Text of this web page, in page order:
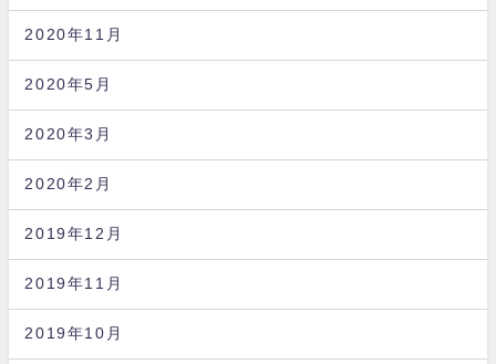
2020年11月
2020年5月
2020年3月
2020年2月
2019年12月
2019年11月
2019年10月